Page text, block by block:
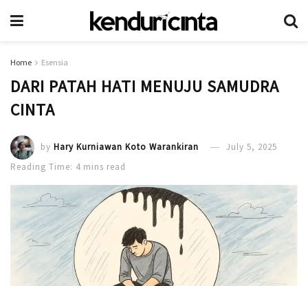
Home Esensia
DARI PATAH HATI MENUJU SAMUDRA
CINTA
by Hary Kurniawan Koto Warankiran
July 5, 2025
Reading Time: 4 mins read